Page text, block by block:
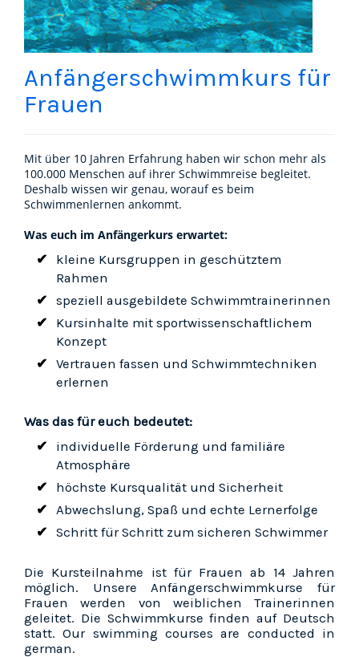
Anfängerschwimmkurs für
Frauen
Mit über 10 Jahren Erfahrung haben wir schon mehr als
100.000 Menschen auf ihrer Schwimmreise begleitet.
Deshalb wissen wir genau, worauf es beim
Schwimmenlernen ankommt.
Was euch im Anfängerkurs erwartet:
kleine Kursgruppen in geschütztem
Rahmen
speziell ausgebildete Schwimmtrainerinnen
Kursinhalte mit sportwissenschaftlichem
Konzept
Vertrauen fassen und Schwimmtechniken
erlernen
Was das für euch bedeutet:
individuelle Förderung und familiäre
Atmosphäre
höchste Kursqualität und Sicherheit
Abwechslung, Spaß und echte Lernerfolge
Schritt für Schritt zum sicheren Schwimmer
Die Kursteilnahme ist für Frauen ab 14 Jahren
möglich. Unsere Anfängerschwimmkurse für
Frauen werden von weiblichen Trainerinnen
geleitet. Die Schwimmkurse finden auf Deutsch
statt. Our swimming courses are conducted in
german.